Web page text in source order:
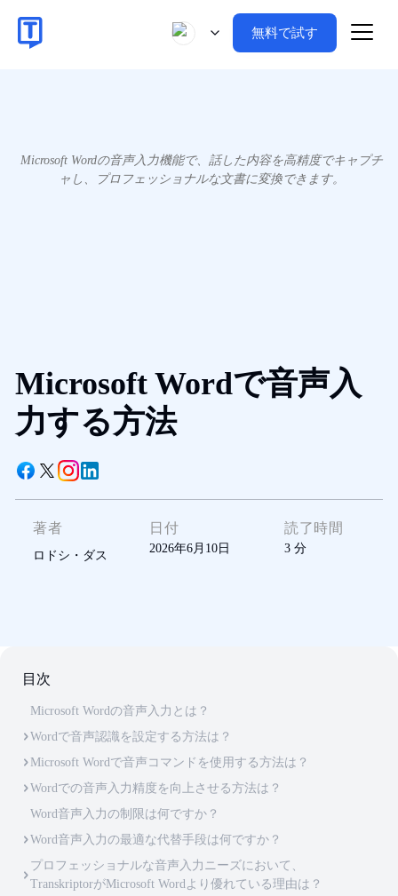
無料で試す
Microsoft Wordの音声入力機能で、話した内容を高精度でキャプチ
ャし、プロフェッショナルな文書に変換できます。
Microsoft Wordで音声入
力する方法
著者
ロドシ・ダス
日付
2026年6月10日
読了時間
3 分
目次
Microsoft Wordの音声入力とは？
Wordで音声認識を設定する方法は？
Microsoft Wordで音声コマンドを使用する方法は？
Wordでの音声入力精度を向上させる方法は？
Word音声入力の制限は何ですか？
Word音声入力の最適な代替手段は何ですか？
プロフェッショナルな音声入力ニーズにおいて、
TranskriptorがMicrosoft Wordより優れている理由は？